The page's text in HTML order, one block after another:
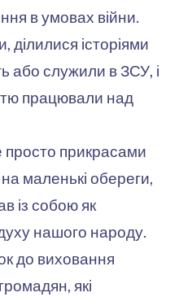
в умовах війни.
ділилися історіями
або служили в ЗСУ, і
працювали над
просто прикрасами
маленькі обереги,
із собою як
нашого народу.
до виховання
які